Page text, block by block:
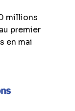
millions
premier
en mai